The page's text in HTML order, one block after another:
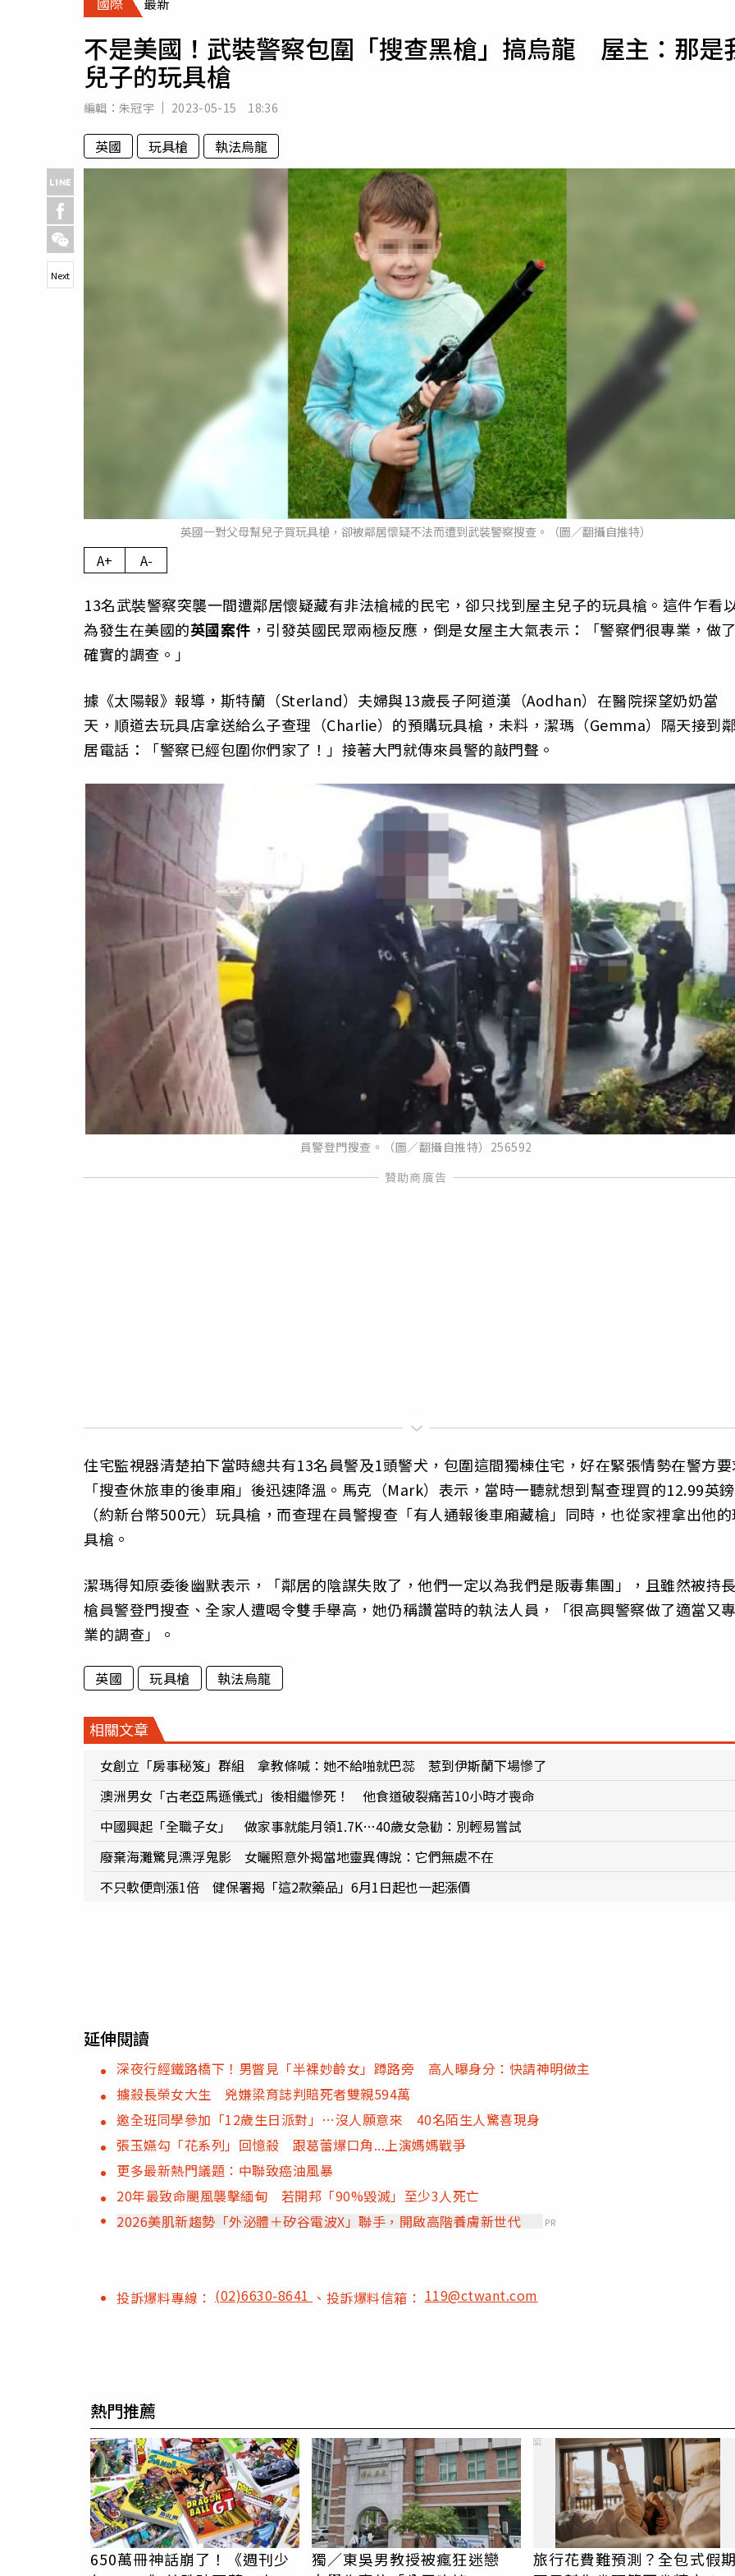
專欄
運勢
不是美國！武裝警察包圍「搜查黑槍」搞烏龍 屋主：那是
兒子的玩具槍
編輯： 朱冠宇 2023-05-15 18:36
英國 玩具槍 執法烏龍
英國一對父母幫兒子買玩具槍，卻被鄰居懷疑不法而遭到武裝警察搜查。（圖／翻攝自推特）
Next
A+ A-
13名武裝警察突襲一間遭鄰居懷疑藏有非法槍械的民宅，卻只找到屋主兒子的玩具槍。這件乍看
為發生在美國的英國案件 ，引發英國民眾兩極反應，倒是女屋主大氣表示：「警察們很專業，做
確實的調查。」
據《太陽報》報導，斯特蘭（Sterland）夫婦與13歲長子阿道漢（Aodhan）在醫院探望奶奶當
天，順道去玩具店拿送給么子查理（Charlie）的預購玩具槍，未料，潔瑪（Gemma）隔天接到
居電話：「警察已經包圍你們家了！」接著大門就傳來員警的敲門聲。
員警登門搜查。（圖／翻攝自推特）256592
住宅監視器清楚拍下當時總共有13名員警及1頭警犬，包圍這間獨棟住宅，好在緊張情勢在警方
「搜查休旅車的後車廂」後迅速降溫。馬克（Mark）表示，當時一聽就想到幫查理買的12.99英鎊
（約新台幣500元）玩具槍，而查理在員警搜查「有人通報後車廂藏槍」同時，也從家裡拿出他
具槍。
潔瑪得知原委後幽默表示，「鄰居的陰謀失敗了，他們一定以為我們是販毒集團」，且雖然被持
槍員警登門搜查、全家人遭喝令雙手舉高，她仍稱讚當時的執法人員，「很高興警察做了適當又
業的調查」。
英國 玩具槍 執法烏龍
相關文章
女創立「房事秘笈」群組 拿教條喊：她不給啪就巴蕊 惹到伊斯蘭下場慘了
澳洲男女「古老亞馬遜儀式」後相繼慘死！ 他食道破裂痛苦10小時才喪命
中國興起「全職子女」 做家事就能月領1.7K…40歲女急勸：別輕易嘗試
廢棄海灘驚見漂浮鬼影 女曬照意外揭當地靈異傳說：它們無處不在
不只軟便劑漲1倍 健保署揭「這2款藥品」6月1日起也一起漲價
延伸閱讀
深夜行經鐵路橋下！男瞥見「半裸妙齡女」蹲路旁 高人曝身分：快請神明做主
擄殺長榮女大生 兇嫌梁育誌判賠死者雙親594萬
邀全班同學參加「12歲生日派對」…沒人願意來 40名陌生人驚喜現身
張玉嬿勾「花系列」回憶殺 跟葛蕾爆口角...上演媽媽戰爭
更多最新熱門議題：中聯致癌油風暴
20年最致命颶風襲擊緬甸 若開邦「90%毀滅」至少3人死亡
2026美肌新趨勢「外泌體＋矽谷電波X」聯手，開啟高階養膚新世代
PR
投訴爆料專線： (02)6630-8641 、投訴爆料信箱：119@ctwant.com
熱門推薦
650萬冊神話崩了！《週刊少
獨／東吳男教授被瘋狂迷戀
旅行花費難預測？全包式假
PR